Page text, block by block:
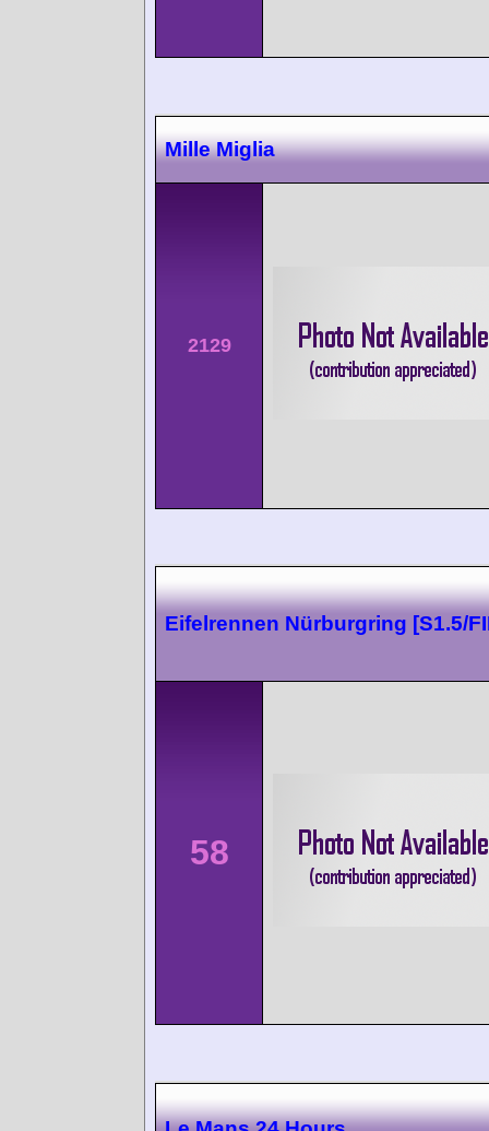
Mille Miglia
2129
Eifelrennen Nürburgring [S1.5/
58